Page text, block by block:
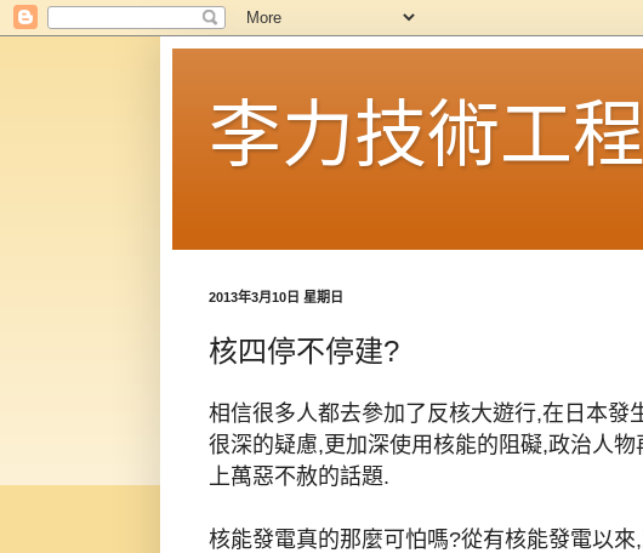
李力技術工程
2013年3月10日 星期日
核四停不停建?
相信很多人都去參加了反核大遊行,在日本發
很深的疑慮,更加深使用核能的阻礙,政治人
上萬惡不赦的話題.
核能發電真的那麼可怕嗎?從有核能發電以